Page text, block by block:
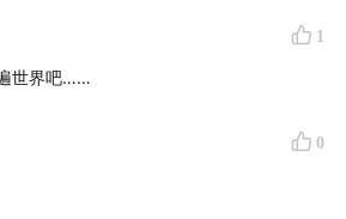
与特产
1
世界吧……
0